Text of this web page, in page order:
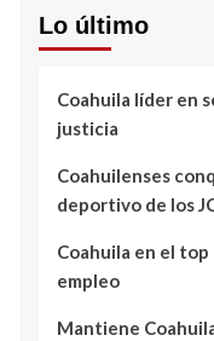
Lo último
Coahuila líder en
justicia
Coahuilenses
deportivo de los
Coahuila en el
empleo
Mantiene